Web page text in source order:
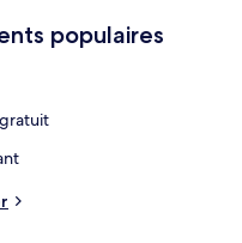
populaires